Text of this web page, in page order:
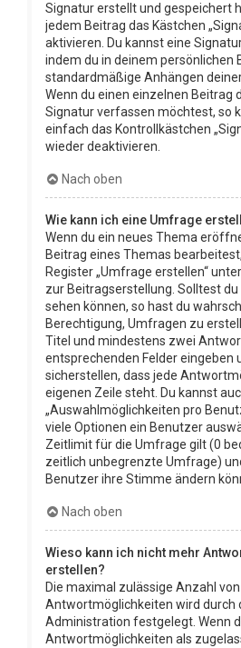
Signatur erstellt und gespeichert
jedem Beitrag das Kästchen
aktivieren. Du kannst eine
indem du in deinem persönlichen
standardmäßige Anhängen
Wenn du einen einzelnen Beitrag
Signatur verfassen möchtest, so
einfach das Kontrollkästchen
wieder deaktivieren.
Nach oben
Wie kann ich eine Umfrage
Wenn du ein neues Thema
Beitrag eines Themas
Register „Umfrage erstellen“
zur Beitragserstellung. Solltest
sehen können, so hast du
Berechtigung, Umfragen zu
Titel und mindestens zwei
entsprechenden Felder eingeben
sicherstellen, dass jede
eigenen Zeile steht. Du kannst
„Auswahlmöglichkeiten pro
viele Optionen ein Benutzer
Zeitlimit für die Umfrage gilt (0
zeitlich unbegrenzte Umfrage)
Benutzer ihre Stimme ändern
Nach oben
Wieso kann ich nicht mehr
erstellen?
Die maximal zulässige Anzahl von
Antwortmöglichkeiten wird durch
Administration festgelegt. Wenn
Antwortmöglichkeiten als